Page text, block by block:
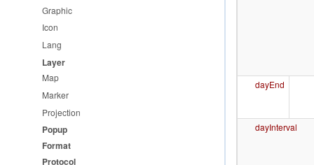
可视化专题
热点图专题
聚散图专题
热点格网图专题
属性图专题
麻点图专题
dayEnd
dayInterval
Graphic
Icon
Lang
Layer
Map
Marker
Projection
Popup
Format
Protocol